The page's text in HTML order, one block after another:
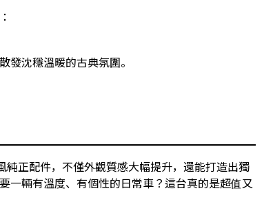
發沈穩溫暖的古典氛圍。
正配件，不僅外觀質感大幅提升，還能打造出獨
輛有溫度、有個性的日常車？這台真的是超值又